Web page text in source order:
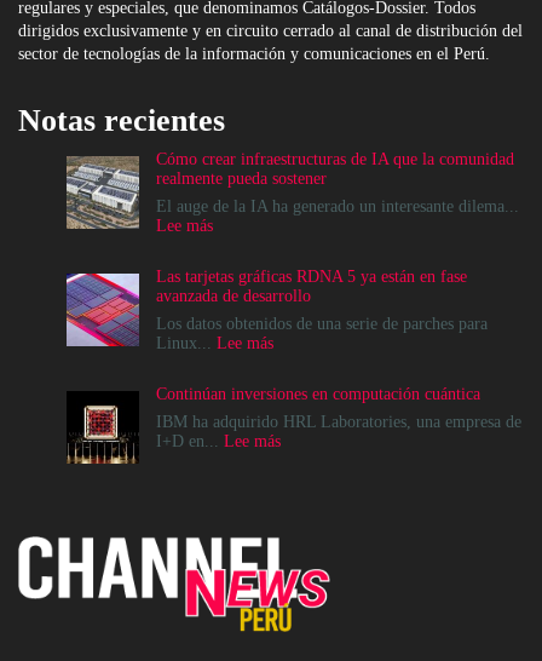
regulares y especiales, que denominamos Catálogos-Dossier. Todos
dirigidos exclusivamente y en circuito cerrado al canal de distribución del
sector de tecnologías de la información y comunicaciones en el Perú.
Notas recientes
Cómo crear infraestructuras de IA que la comunidad
realmente pueda sostener
El auge de la IA ha generado un interesante dilema...
Lee más:
infraestructuras
de
IA
que
realmente
pueda
sostener
Las tarjetas gráficas RDNA 5 ya están en fase
avanzada de desarrollo
Los datos obtenidos de una serie de parches para
Linux... Lee más:
gráficas
RDNA
5
avanzada
desarrollo
Continúan inversiones en computación cuántica
IBM ha adquirido HRL Laboratories, una empresa de
I+D en... Lee más: